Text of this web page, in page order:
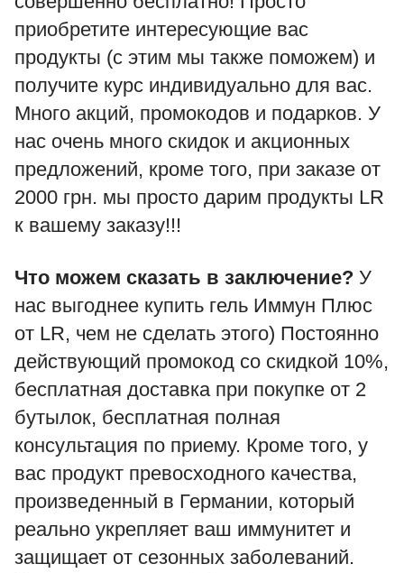
приобретите интересующие вас
продукты (с этим мы также поможем) и
получите курс индивидуально для вас.
Много акций, промокодов и подарков. У
нас очень много скидок и акционных
предложений, кроме того, при заказе от
2000 грн. мы просто дарим продукты LR
к вашему заказу!!!
Что можем сказать в заключение? У
нас выгоднее купить гель Иммун Плюс
от LR, чем не сделать этого) Постоянно
действующий промокод со скидкой 10%,
бесплатная доставка при покупке от 2
бутылок, бесплатная полная
консультация по приему. Кроме того, у
вас продукт превосходного качества,
произведенный в Германии, который
реально укрепляет ваш иммунитет и
защищает от сезонных заболеваний.